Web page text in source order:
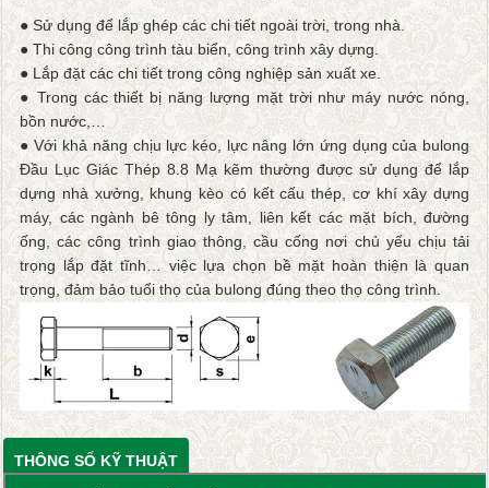
● Sử dụng để lắp ghép các chi tiết ngoài trời, trong nhà.
● Thi công công trình tàu biển, công trình xây dựng.
● Lắp đặt các chi tiết trong công nghiệp sản xuất xe.
● Trong các thiết bị năng lượng mặt trời như máy nước nóng,
bồn nước,…
● Với khả năng chịu lực kéo, lực nâng lớn ứng dụng của bulong
Đầu Lục Giác Thép 8.8 Mạ kẽm thường được sử dụng để lắp
dựng nhà xưởng, khung kèo có kết cấu thép, cơ khí xây dựng
máy, các ngành bê tông ly tâm, liên kết các mặt bích, đường
ống, các công trình giao thông, cầu cống nơi chủ yếu chịu tải
trọng lắp đặt tĩnh… việc lựa chọn bề mặt hoàn thiện là quan
trọng, đảm bảo tuổi thọ của bulong đúng theo thọ công trình.
THÔNG SỐ KỸ THUẬT